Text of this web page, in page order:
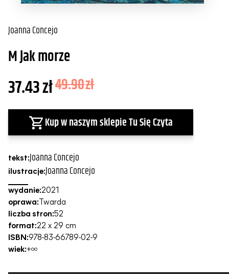
Joanna Concejo
M jak morze
37.43zł49.90zł
Kup w naszym sklepie Tu Się Czyta
tekst:Joanna Concejo
ilustracje:Joanna Concejo
wydanie:2021
oprawa: Twarda
liczba stron:52
format:22 x 29 cm
ISBN:978-83-66789-02-9
wiek:+∞